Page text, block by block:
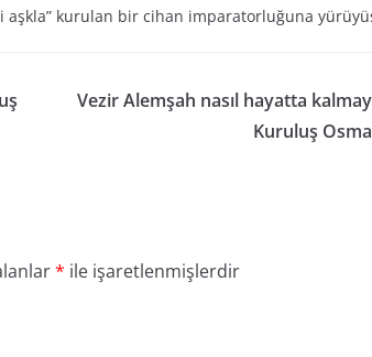
aşkla” kurulan bir cihan imparatorluğuna
Vezir Alemşah nasıl hayatta
Kuruluş
* ile işaretlenmişlerdir